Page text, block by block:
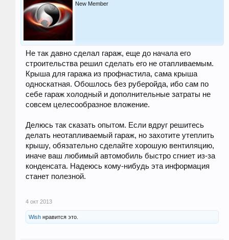
New Member
Не так давно сделал гараж, еще до начала его
строительства решил сделать его не отапливаемым.
Крыша для гаража из профнастила, сама крыша
односкатная. Обошлось без руберойда, ибо сам по
себе гараж холодный и дополнительные затраты не
совсем целесообразное вложение.
Делюсь так сказать опытом. Если вдруг решитесь
делать неотапливаемый гараж, но захотите утеплить
крышу, обязательно сделайте хорошую вентиляцию,
иначе ваш любимый автомобиль быстро сгниет из-за
конденсата. Надеюсь кому-нибудь эта информация
станет полезной.
4 окт 2013
Wish нравится это.